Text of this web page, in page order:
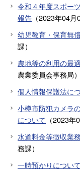
令和４年度スポー
報告 （2023年04月
幼児教育・保育無
課）
農地等の利用の最
農業委員会事務局）
個人情報保護法に
小樽市防犯カメラ
について （2023年
水道料金等徴収業
務課）
一時預かりについて